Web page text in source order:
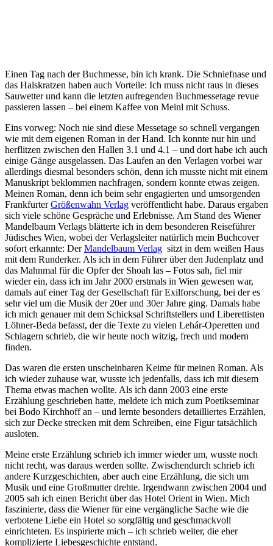
Einen Tag nach der Buchmesse, bin ich krank. Die Schniefnase und
das Halskratzen haben auch Vorteile: Ich muss nicht raus in dieses
Sauwetter und kann die letzten aufregenden Buchmessetage revue
passieren lassen – bei einem Kaffee von Meinl mit Schuss.
Eins vorweg: Noch nie sind diese Messetage so schnell vergangen
wie mit dem eigenen Roman in der Hand. Ich konnte nur hin und
herflitzen zwischen den Hallen 3.1 und 4.1 – und dort habe ich auch
einige Gänge ausgelassen. Das Laufen an den Verlagen vorbei war
allerdings diesmal besonders schön, denn ich musste nicht mit einem
Manuskript beklommen nachfragen, sondern konnte etwas zeigen.
Meinen Roman, denn ich beim sehr engagierten und umsorgenden
FrankfurterGrößenwahn Verlag veröffentlicht habe. Daraus ergaben
sich viele schöne Gespräche und Erlebnisse. Am Stand des Wiener
Mandelbaum Verlags blätterte ich in dem besonderen Reiseführer
Jüdisches Wien, wobei der Verlagsleiter natürlich mein Buchcover
sofort erkannte: DerMandelbaum Verlag sitzt in dem weißen Haus
mit dem Runderker. Als ich in dem Führer über den Judenplatz und
das Mahnmal für die Opfer der Shoah las – Fotos sah, fiel mir
wieder ein, dass ich im Jahr 2000 erstmals in Wien gewesen war,
damals auf einer Tag der Gesellschaft für Exilforschung, bei der es
sehr viel um die Musik der 20er und 30er Jahre ging. Damals habe
ich mich genauer mit dem Schicksal Schriftstellers und Liberettisten
Löhner-Beda befasst, der die Texte zu vielen Lehár-Operetten und
Schlagern schrieb, die wir heute noch witzig, frech und modern
finden.
Das waren die ersten unscheinbaren Keime für meinen Roman. Als
ich wieder zuhause war, wusste ich jedenfalls, dass ich mit diesem
Thema etwas machen wollte. Als ich dann 2003 eine erste
Erzählung geschrieben hatte, meldete ich mich zum Poetikseminar
bei Bodo Kirchhoff an – und lernte besonders detailliertes Erzählen,
sich zur Decke strecken mit dem Schreiben, eine Figur tatsächlich
ausloten.
Meine erste Erzählung schrieb ich immer wieder um, wusste noch
nicht recht, was daraus werden sollte. Zwischendurch schrieb ich
andere Kurzgeschichten, aber auch eine Erzählung, die sich um
Musik und eine Großmutter drehte. Irgendwann zwischen 2004 und
2005 sah ich einen Bericht über das Hotel Orient in Wien. Mich
faszinierte, dass die Wiener für eine vergängliche Sache wie die
verbotene Liebe ein Hotel so sorgfältig und geschmackvoll
einrichteten. Es inspirierte mich – ich schrieb weiter, die eher
komplizierte Liebesgeschichte entstand.